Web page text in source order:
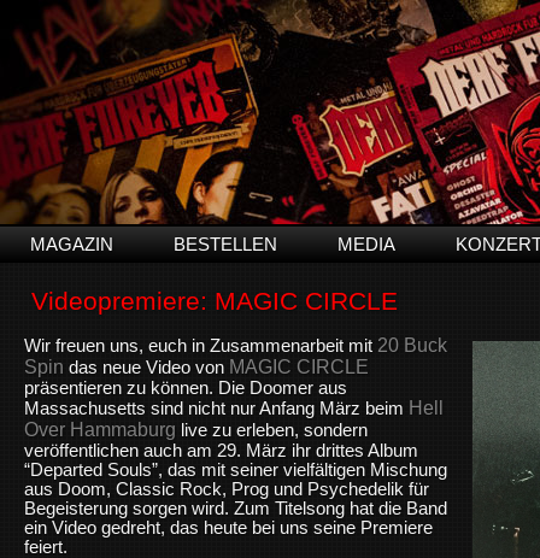
MAGAZIN BESTELLEN MEDIA
Videopremiere: MAGIC CIRCLE
Wir freuen uns, euch in Zusammenarbeit mit 20 Buck
Spin das neue Video von MAGIC CIRCLE
präsentieren zu können. Die Doomer aus
Massachusetts sind nicht nur Anfang März beim Hell
Over Hammaburg live zu erleben, sondern
veröffentlichen auch am 29. März ihr drittes Album
“Departed Souls”, das mit seiner vielfältigen Mischung
aus Doom, Classic Rock, Prog und Psychedelik für
Begeisterung sorgen wird. Zum Titelsong hat die Band
ein Video gedreht, das heute bei uns seine Premiere
feiert.